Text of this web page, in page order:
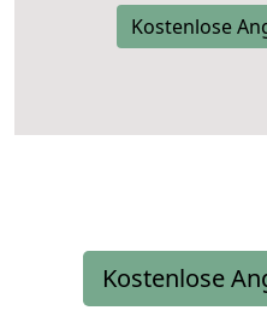
Kostenlose
Kostenlose